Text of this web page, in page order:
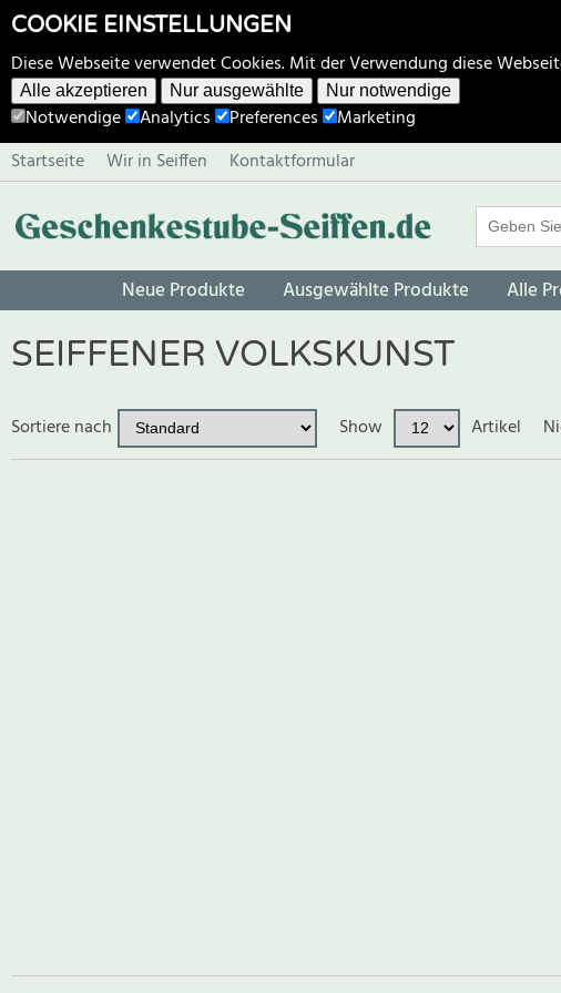
COOKIE EINSTELLUNGEN
Diese Webseite verwendet Cookies. Mit der Verwendung diese
Alle akzeptieren Nur ausgewählte Nur notwendige
Notwendige Analytics Preferences
Marketing
Startseite
Wir in Seiffen Kontaktformular
Neue Produkte Ausgewählte Produkte Alle
SEIFFENER VOLKSKUNST
Sortiere nach Show Artikel